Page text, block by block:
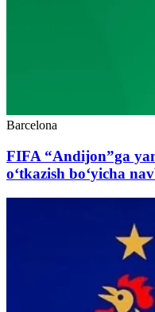
Barcelona
FIFA “Andijon”ga
o‘tkazish bo‘yicha